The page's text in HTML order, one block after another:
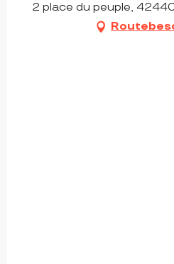
2 place du peuple,